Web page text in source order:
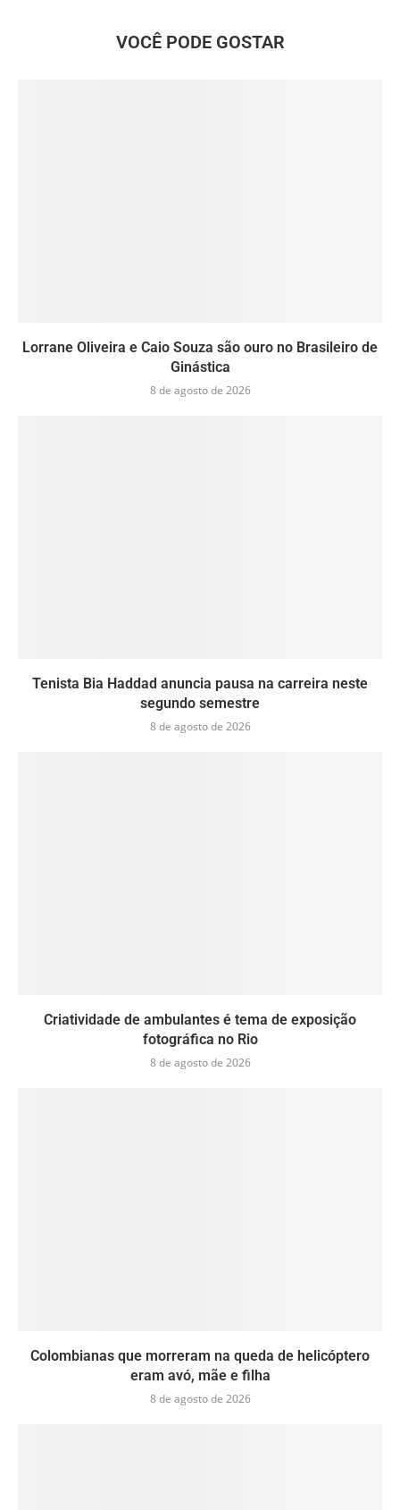
VOCÊ PODE GOSTAR
Lorrane Oliveira e Caio Souza são ouro no Brasileiro de
Ginástica
8 de agosto de 2026
Tenista Bia Haddad anuncia pausa na carreira neste
segundo semestre
8 de agosto de 2026
Criatividade de ambulantes é tema de exposição
fotográfica no Rio
8 de agosto de 2026
Colombianas que morreram na queda de helicóptero
eram avó, mãe e filha
8 de agosto de 2026